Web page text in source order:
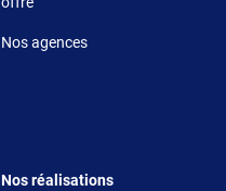
Nos agences
Footer 4
Nos réalisations